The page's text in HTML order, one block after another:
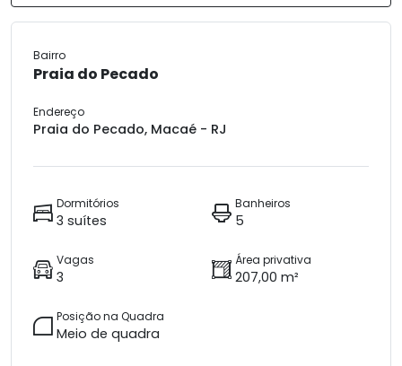
Bairro
Praia do Pecado
Endereço
Praia do Pecado, Macaé - RJ
Dormitórios
3 suítes
Banheiros
5
Vagas
3
Área privativa
207,00 m²
Posição na Quadra
Meio de quadra